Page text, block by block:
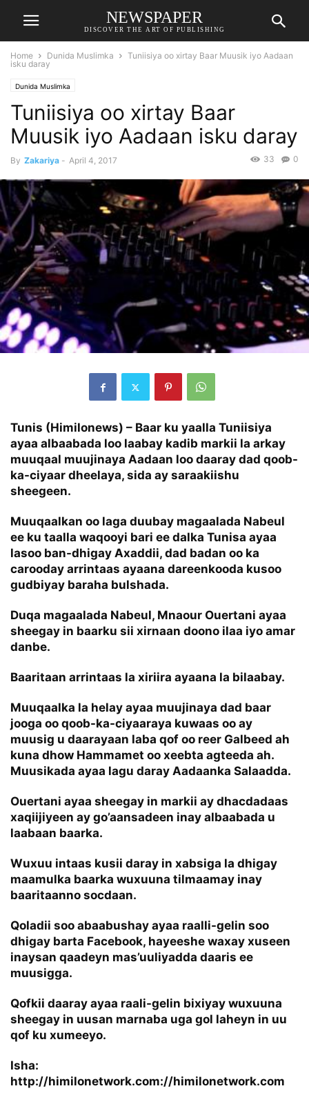
NEWSPAPER
DISCOVER THE ART OF PUBLISHING
Home Dunida Muslimka
Tuniisiya oo xirtay Baar Muusik iyo Aadaan
isku daray
Dunida Muslimka
Tuniisiya oo xirtay Baar
Muusik iyo Aadaan isku daray
By Zakariya - April 4, 2017 0
33
Tunis (Himilonews) – Baar ku yaalla Tuniisiya
ayaa albaabada loo laabay kadib markii la arkay
muuqaal muujinaya Aadaan loo daaray dad qoob-
ka-ciyaar dheelaya, sida ay saraakiishu
sheegeen.
Muuqaalkan oo laga duubay magaalada Nabeul
ee ku taalla waqooyi bari ee dalka Tunisa ayaa
lasoo ban-dhigay Axaddii, dad badan oo ka
carooday arrintaas ayaana dareenkooda kusoo
gudbiyay baraha bulshada.
Duqa magaalada Nabeul, Mnaour Ouertani ayaa
sheegay in baarku sii xirnaan doono ilaa iyo amar
danbe.
Baaritaan arrintaas la xiriira ayaana la bilaabay.
Muuqaalka la helay ayaa muujinaya dad baar
jooga oo qoob-ka-ciyaaraya kuwaas oo ay
muusig u daarayaan laba qof oo reer Galbeed ah
kuna dhow Hammamet oo xeebta agteeda ah.
Muusikada ayaa lagu daray Aadaanka Salaadda.
Ouertani ayaa sheegay in markii ay dhacdadaas
xaqiijiyeen ay go’aansadeen inay albaabada u
laabaan baarka.
Wuxuu intaas kusii daray in xabsiga la dhigay
maamulka baarka wuxuuna tilmaamay inay
baaritaanno socdaan.
Qoladii soo abaabushay ayaa raalli-gelin soo
dhigay barta Facebook, hayeeshe waxay xuseen
inaysan qaadeyn mas’uuliyadda daaris ee
muusigga.
Qofkii daaray ayaa raali-gelin bixiyay wuxuuna
sheegay in uusan marnaba uga gol laheyn in uu
qof ku xumeeyo.
Isha:
http://himilonetwork.com://himilonetwork.com